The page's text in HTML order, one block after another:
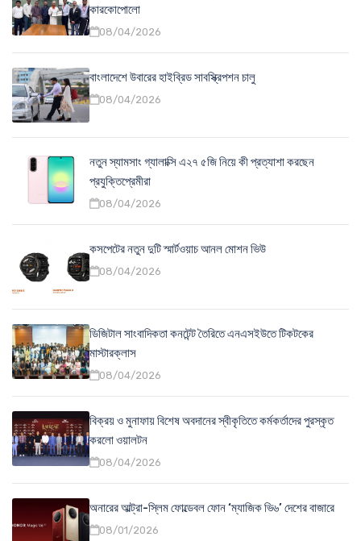
কারকোপোলো
08/04/2026
বাংলাদেশে উবারের হাইব্রিড সাবস্ক্রিপশন চালু
08/04/2026
নতুন স্যামসাং গ্যালাক্সি এ২৭ ৫জি নিয়ে কী প্রত্যাশা করছেন
প্রযুক্তিপ্রেমীরা
08/04/2026
কসপেটের নতুন দুটি স্মার্টওয়াচ আনল মোশন ভিউ
08/04/2026
ডিজিটাল সাংবাদিকতা কনটেন্ট তৈরিতে এনএসইউতে টিকটকের
মাস্টারক্লাস
08/04/2026
বিক্রয় ও মুনাফায় বিশেষ অবদানের স্বীকৃতিতে কর্মকর্তাদের পুরস্কৃত
করলো ওয়ালটন
08/04/2026
অনারের আল্ট্রা-স্লিম ফোল্ডেবল ফোন ‘ম্যাজিক ভি৬’ দেশের বাজারে
08/01/2026